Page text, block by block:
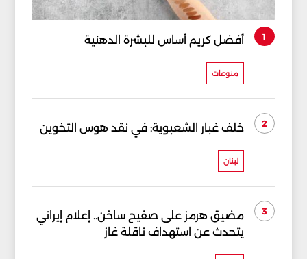
1 أفضل كريم أساس للبشرة الدهنية
منوعات
2 خلف غبار الشعبوية: في نقد هوس التخوين
لبنان
3
مضيق هرمز على صفيح ساخن.. إعلام إيراني
يتحدث عن استهداف ناقلة غاز